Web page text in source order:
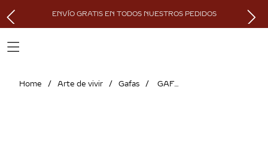
ENVÍO GRATIS EN TODOS NUESTROS PEDIDOS
Arte de vivir Gafas GAFAS DE SOL DÉCOR C CLASSIQUE